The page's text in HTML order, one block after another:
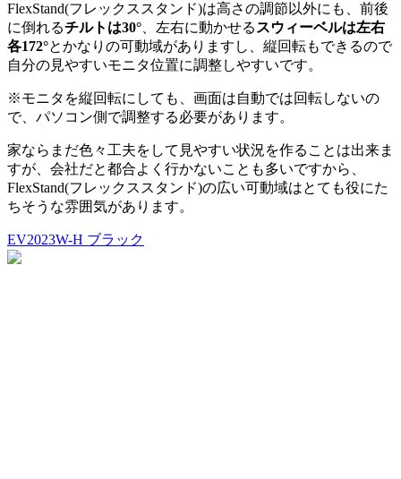
FlexStand(フレックススタンド)は高さの調節以外にも、前後
に倒れるチルトは30°、左右に動かせるスウィーベルは左右
各172°とかなりの可動域がありますし、縦回転もできるので
自分の見やすいモニタ位置に調整しやすいです。
※モニタを縦回転にしても、画面は自動では回転しないの
で、パソコン側で調整する必要があります。
家ならまだ色々工夫をして見やすい状況を作ることは出来ま
すが、会社だと都合よく行かないことも多いですから、
FlexStand(フレックススタンド)の広い可動域はとても役にた
ちそうな雰囲気があります。
EV2023W-H ブラック